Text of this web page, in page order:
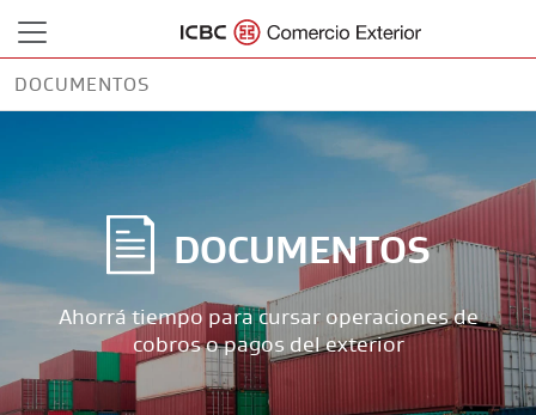
DOCUMENTOS
DOCUMENTOS
Ahorrá tiempo para cursar operaciones de
cobros o pagos del exterior